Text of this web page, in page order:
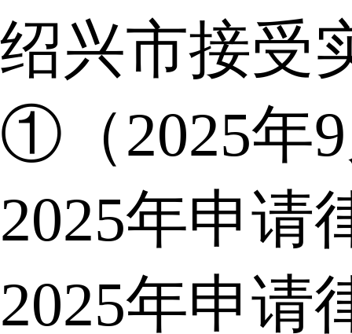
绍兴市接受
①（2025年
2025年申请
2025年申请